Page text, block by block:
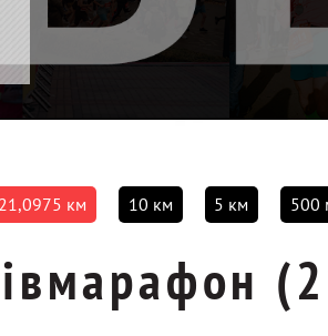
21,0975 км 10 км 5 км 500